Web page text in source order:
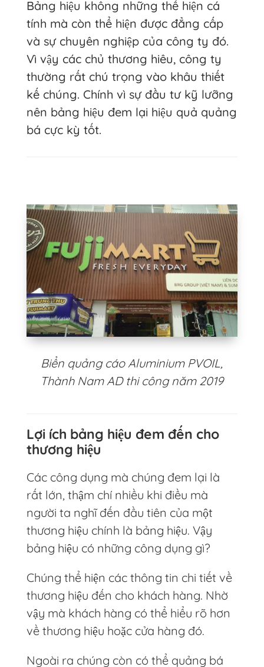
Bảng hiệu không những thể hiện cá
tính mà còn thể hiện được đẳng cấp
và sự chuyên nghiệp của công ty đó.
Vì vậy các chủ thương hiêu, công ty
thường rất chú trọng vào khâu thiết
kế chúng. Chính vì sự đầu tư kỹ lưỡng
nên bảng hiệu đem lại hiệu quả quảng
bá cực kỳ tốt.
Biển quảng cáo Aluminium PVOIL,
Thành Nam AD thi công năm 2019
Lợi ích bảng hiệu đem đến cho
thương hiệu
Các công dụng mà chúng đem lại là
rất lớn, thậm chí nhiều khi điều mà
người ta nghĩ đến đầu tiên của một
thương hiệu chính là bảng hiệu. Vậy
bảng hiệu có những công dụng gì?
Chúng thể hiện các thông tin chi tiết về
thương hiệu đến cho khách hàng. Nhờ
vậy mà khách hàng có thể hiểu rõ hơn
về thương hiệu hoặc cửa hàng đó.
Ngoài ra chúng còn có thể quảng bá